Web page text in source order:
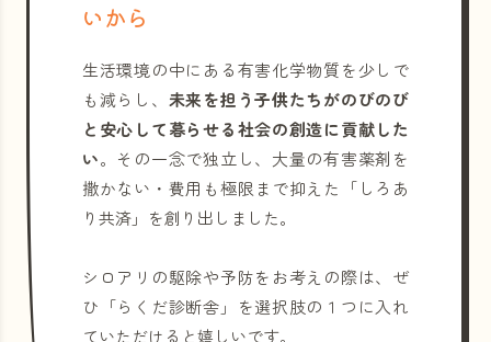
いから
生活環境の中にある有害化学物質を少しで
も減らし、 未来を担う子供たちがのびのび
と安心して暮らせる社会の創造に貢献した
い。その一念で独立し、大量の有害薬剤を
撒かない・費用も極限まで抑えた「しろあ
り共済」を創り出しました。
シロアリの駆除や予防をお考えの際は、ぜ
ひ「らくだ診断舎」を選択肢の１つに入れ
ていただけると嬉しいです。